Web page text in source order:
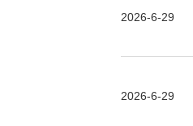
2026-6-29
2026-6-29